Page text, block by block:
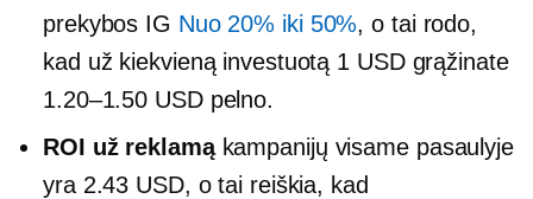
prekybos IG Nuo 20% iki 50%, o tai rodo,
kad už kiekvieną investuotą 1 USD grąžinate
1.20–1.50 USD pelno.
ROI už reklamąkampanijų visame pasaulyje
yra 2.43 USD, o tai reiškia, kad